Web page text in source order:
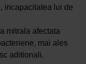
incapacitatea lui de
mitrala afectata
mai ales
aditionali.